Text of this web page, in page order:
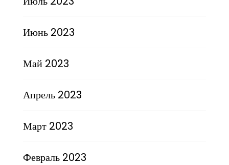
Июнь 2023
Май 2023
Апрель 2023
Март 2023
Февраль 2023